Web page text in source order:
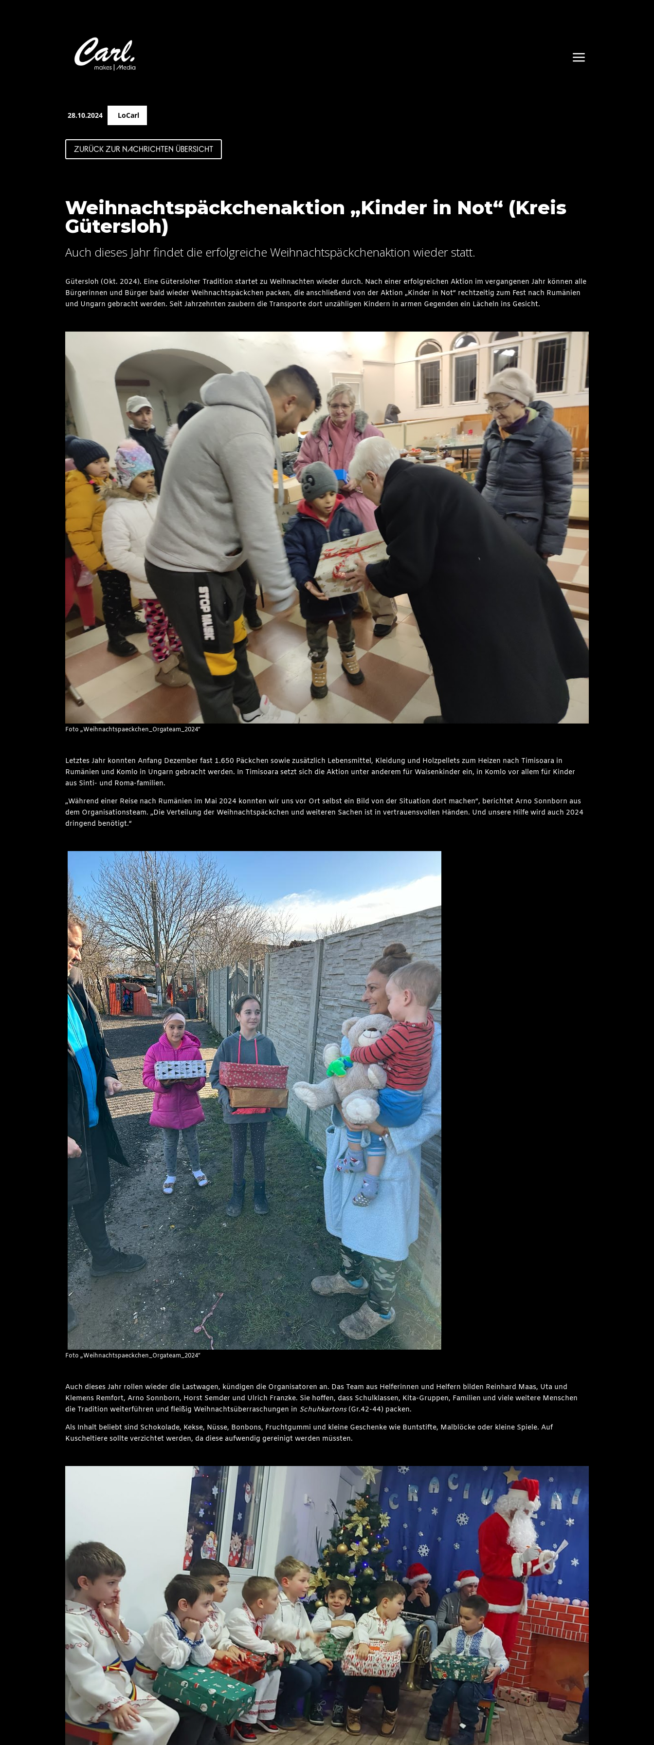
a
28.10.2024 LoCarl
ZURÜCK ZUR NACHRICHTEN ÜBERSICHT
Weihnachtspäckchenaktion „Kinder in Not“ (Kreis
Gütersloh)
Auch dieses Jahr findet die erfolgreiche Weihnachtspäckchenaktion wieder statt.
Gütersloh (Okt. 2024). Eine Gütersloher Tradition startet zu Weihnachten wieder durch. Nach einer erfolgreichen Aktion im vergangenen Jahr können alle
Bürgerinnen und Bürger bald wieder Weihnachtspäckchen packen, die anschließend von der Aktion „Kinder in Not“ rechtzeitig zum Fest nach Rumänien
und Ungarn gebracht werden. Seit Jahrzehnten zaubern die Transporte dort unzähligen Kindern in armen Gegenden ein Lächeln ins Gesicht.
Foto „Weihnachtspaeckchen_Orgateam_2024“
Letztes Jahr konnten Anfang Dezember fast 1.650 Päckchen sowie zusätzlich Lebensmittel, Kleidung und Holzpellets zum Heizen nach Timisoara in
Rumänien und Komlo in Ungarn gebracht werden. In Timisoara setzt sich die Aktion unter anderem für Waisenkinder ein, in Komlo vor allem für Kinder
aus Sinti- und Roma-familien.
„Während einer Reise nach Rumänien im Mai 2024 konnten wir uns vor Ort selbst ein Bild von der Situation dort machen“, berichtet Arno Sonnborn aus
dem Organisationsteam. „Die Verteilung der Weihnachtspäckchen und weiteren Sachen ist in vertrauensvollen Händen. Und unsere Hilfe wird auch 2024
dringend benötigt.“
Foto „Weihnachtspaeckchen_Orgateam_2024“
Auch dieses Jahr rollen wieder die Lastwagen, kündigen die Organisatoren an. Das Team aus Helferinnen und Helfern bilden Reinhard Maas, Uta und
Klemens Remfort, Arno Sonnborn, Horst Semder und Ulrich Franzke. Sie hoffen, dass Schulklassen, Kita-Gruppen, Familien und viele weitere Menschen
die Tradition weiterführen und fleißig Weihnachtsüberraschungen in Schuhkartons(Gr.42-44) packen.
Als Inhalt beliebt sind Schokolade, Kekse, Nüsse, Bonbons, Fruchtgummi und kleine Geschenke wie Buntstifte, Malblöcke oder kleine Spiele. Auf
Kuscheltiere sollte verzichtet werden, da diese aufwendig gereinigt werden müssten.